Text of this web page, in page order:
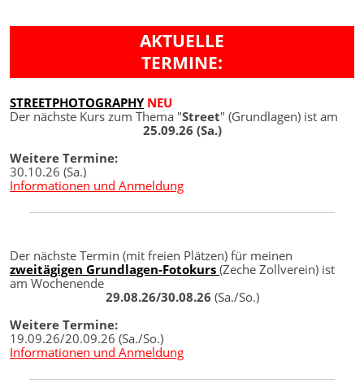
AKTUELLE
TERMINE:
STREETPHOTOGRAPHY NEU
Der nächste Kurs zum Thema "Street" (Grundlagen) ist am
25.09.26 (Sa.)
Weitere Termine:
30.10.26 (Sa.)
Informationen und Anmeldung
Der nächste Termin (mit freien Plätzen) für meinen
zweitägigen Grundlagen-Fotokurs (Zeche Zollverein) ist
am Wochenende
29.08.26/30.08.26 (Sa./So.)
Weitere Termine:
19.09.26/20.09.26 (Sa./So.)
Informationen und Anmeldung